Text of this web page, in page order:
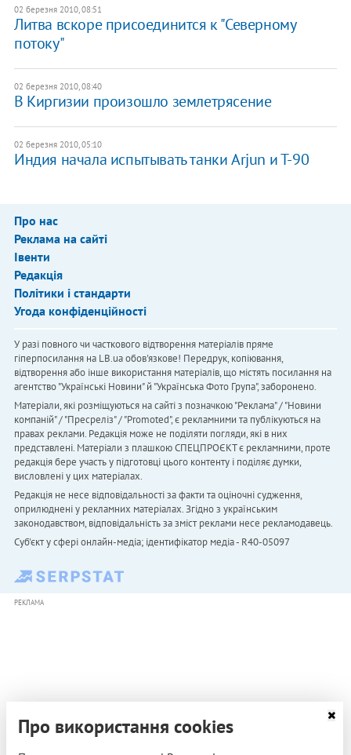
02 березня 2010, 08:51
Литва вскоре присоединится к "Северному
потоку"
02 березня 2010, 08:40
В Киргизии произошло землетрясение
02 березня 2010, 05:10
Индия начала испытывать танки Arjun и Т-90
Про нас
Реклама на сайті
Івенти
Редакція
Політики і стандарти
Угода конфіденційності
У разі повного чи часткового відтворення матеріалів пряме
гіперпосилання на LB.ua обов'язкове! Передрук, копіювання,
відтворення або інше використання матеріалів, що містять посилання на
агентство "Українськi Новини" й "Українська Фото Група", заборонено.
Матеріали, які розміщуються на сайті з позначкою "Реклама" / "Новини
компаній" / "Пресреліз" / "Promoted", є рекламними та публікуються на
правах реклами. Редакція може не поділяти погляди, які в них
представлені. Матеріали з плашкою СПЕЦПРОЄКТ є рекламними, проте
редакція бере участь у підготовці цього контенту і поділяє думки,
висловлені у цих матеріалах.
Редакція не несе відповідальності за факти та оціночні судження,
оприлюднені у рекламних матеріалах. Згідно з українським
законодавством, відповідальність за зміст реклами несе рекламодавець.
Cуб'єкт у сфері онлайн-медіа; ідентифікатор медіа - R40-05097
РЕКЛАМА
Про використання cookies